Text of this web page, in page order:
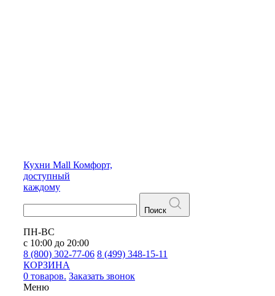
Кухни Mall Комфорт,
доступный
каждому
Поиск
ПН-ВС
с 10:00 до 20:00
8 (800) 302-77-06 8 (499) 348-15-11
КОРЗИНА
0 товаров. Заказать звонок
Меню